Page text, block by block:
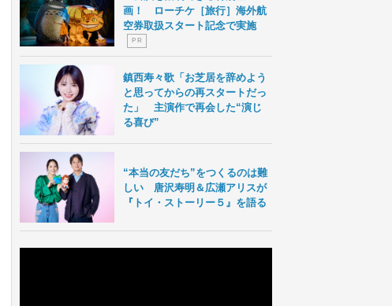
画！ ローチケ［旅行］海外航
空券取扱スタート記念で実施
P R
鎮西寿々歌「お芝居を辞めよう
と思ってからの再スタートだっ
た」 主演作で再会した“演じ
る喜び”
“本当の友だち”をつくるのは難
しい 唐沢寿明＆広瀬アリスが
『トイ・ストーリー５』を語る